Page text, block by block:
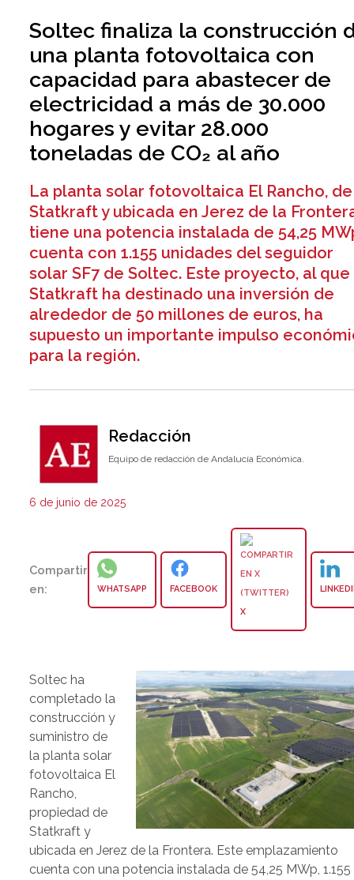
Soltec finaliza la construcción
una planta fotovoltaica con
capacidad para abastecer de
electricidad a más de 30.000
hogares y evitar 28.000
toneladas de CO₂ al año
La planta solar fotovoltaica El Rancho, de
Statkraft y ubicada en Jerez de la
tiene una potencia instalada de 54,25
cuenta con 1.155 unidades del seguidor
solar SF7 de Soltec. Este proyecto, al que
Statkraft ha destinado una inversión de
alrededor de 50 millones de euros, ha
supuesto un importante impulso
para la región.
Redacción
Equipo de redacción de Andalucía Económica.
6 de junio de 2025
Compartir
en:
WHATSAPP FACEBOOK
X
Soltec ha
completado la
construcción y
suministro de
la planta solar
fotovoltaica El
Rancho,
propiedad de
Statkraft y
ubicada en Jerez de la Frontera. Este emplazamiento
cuenta con una potencia instalada de 54,25 MWp, 1.155